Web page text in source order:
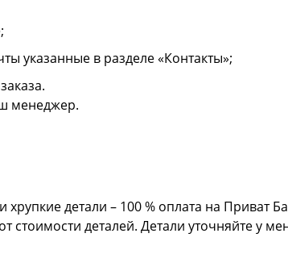
указанные в разделе «Контакты»;
менеджер.
детали – 100 % оплата на Приват
стоимости деталей. Детали уточняйте у